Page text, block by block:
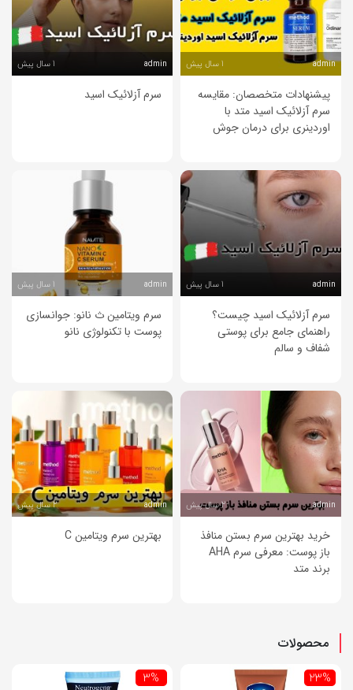
admin
پیشنهادات متخصصان: مقایسه
سرم آزلائیک اسید متد با
اوردینری برای درمان جوش
admin
سرم آزلائیک اسید
admin
سرم آزلائیک اسید چیست؟
راهنمای جامع برای پوستی
شفاف و سالم
admin
سرم ویتامین ث نانو: جوانسازی
پوست با تکنولوژی نانو
admin 2 سال پیش
خرید بهترین سرم بستن منافذ
باز پوست: معرفی سرم AHA
برند متد
admin 2 سال پیش
بهترین سرم ویتامین C
محصولات
23%
3%